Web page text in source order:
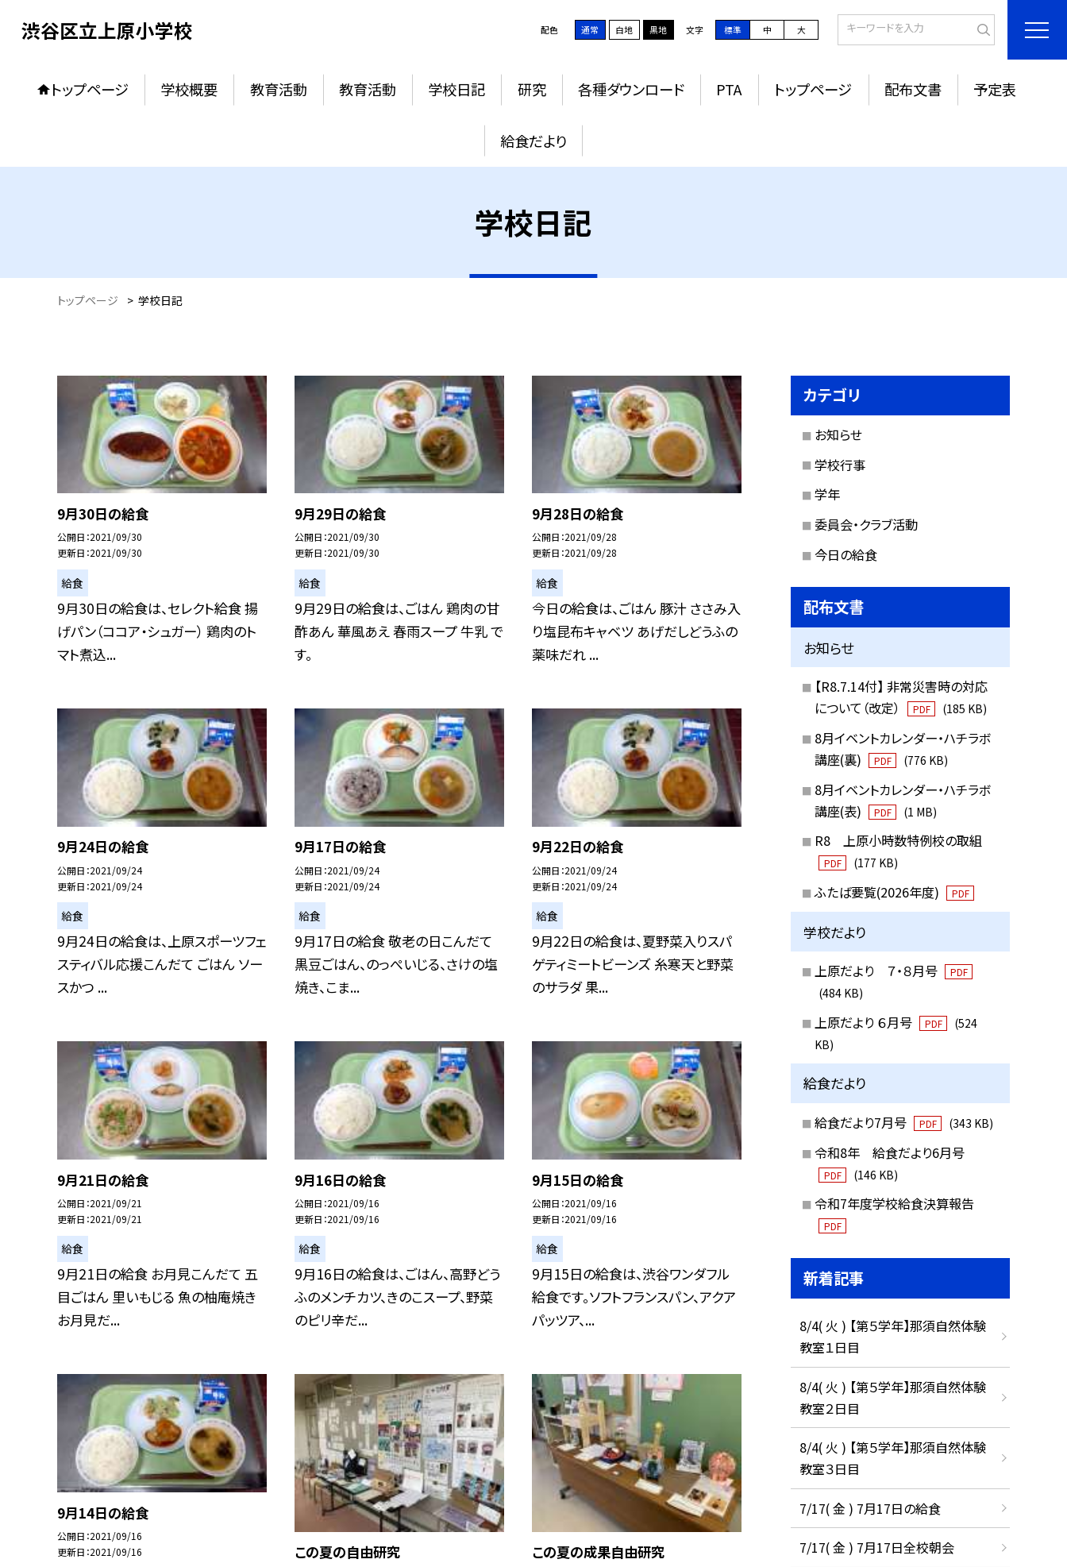
渋谷区立上原小学校 配色 通常 白地 黒地 文字 標準 中 大
トップページ 学校概要 教育活動 教育活動 学校日記 研究 各種ダウンロード PTA トップページ 配布文書 予定表
給食だより
学校日記
トップページ > 学校日記
9月30日の給食
公開日 2021/09/30
更新日 2021/09/30
給食
9月30日の給食は、セレクト給食 揚
げパン（ココア・シュガー） 鶏肉のト
マト煮込...
9月29日の給食
公開日 2021/09/30
更新日 2021/09/30
給食
9月29日の給食は、ごはん 鶏肉の甘
酢あん 華風あえ 春雨スープ 牛乳 で
す。
9月28日の給食
公開日 2021/09/28
更新日 2021/09/28
給食
今日の給食は、ごはん 豚汁 ささみ入
り塩昆布キャベツ あげだしどうふの
薬味だれ ...
9月24日の給食
公開日 2021/09/24
更新日 2021/09/24
給食
9月24日の給食は、上原スポーツフェ
スティバル応援こんだて ごはん ソー
スかつ ...
9月17日の給食
公開日 2021/09/24
更新日 2021/09/24
給食
9月17日の給食 敬老の日こんだて
黒豆ごはん、のっぺいじる、さけの塩
焼き、こま...
9月22日の給食
公開日 2021/09/24
更新日 2021/09/24
給食
9月22日の給食は、夏野菜入りスパ
ゲティミートビーンズ 糸寒天と野菜
のサラダ 果...
9月21日の給食
公開日 2021/09/21
更新日 2021/09/21
給食
9月21日の給食 お月見こんだて 五
目ごはん 里いもじる 魚の柚庵焼き
お月見だ...
9月16日の給食
公開日 2021/09/16
更新日 2021/09/16
給食
9月16日の給食は、ごはん、高野どう
ふのメンチカツ、きのこスープ、野菜
のピリ辛だ...
9月15日の給食
公開日 2021/09/16
更新日 2021/09/16
給食
9月15日の給食は、渋谷ワンダフル
給食です。ソフトフランスパン、アクア
パッツア、...
9月14日の給食
公開日 2021/09/16
更新日 2021/09/16 この夏の自由研究 この夏の成果自由研究
カテゴリ
お知らせ
学校行事
学年
委員会・クラブ活動
今日の給食
配布文書
お知らせ
【R8.7.14付】 非常災害時の対応
について（改定）
PDF (185 KB)
8月イベントカレンダー・ハチラボ
講座(裏)
PDF (776 KB)
8月イベントカレンダー・ハチラボ
講座(表)
PDF (1 MB)
R8 上原小時数特例校の取組
PDF (177 KB)
ふたば要覧(2026年度) PDF
学校だより
上原だより ７・８月号 PDF
(484 KB)
上原だより ６月号 PDF
(524
KB)
給食だより
給食だより7月号 PDF (343 KB)
令和8年 給食だより6月号
PDF (146 KB)
令和7年度学校給食決算報告
PDF
新着記事
8/4( 火 ) 【第５学年】那須自然体験
教室１日目
8/4( 火 ) 【第５学年】那須自然体験
教室２日目
8/4( 火 ) 【第５学年】那須自然体験
教室３日目
7/17( 金 ) 7月17日の給食
7/17( 金 ) 7月17日全校朝会